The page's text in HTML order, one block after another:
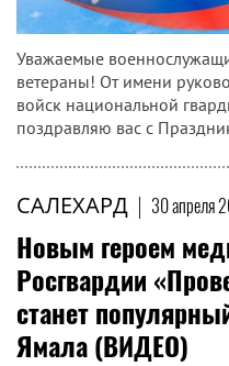
Уважаемые
ветераны! От имени
войск национальной
поздравляю вас с
САЛЕХАРД | 30 апреля
Новым героем
Росгвардии
станет
Ямала (ВИДЕО)